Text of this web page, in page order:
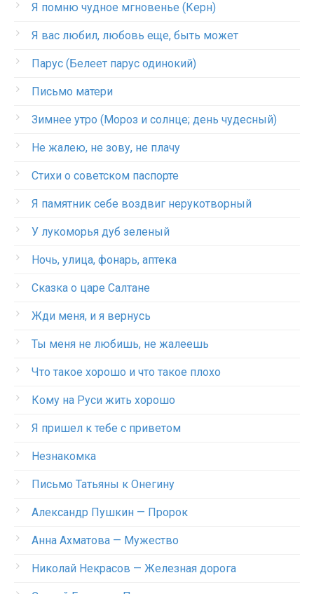
Я помню чудное мгновенье (Керн)
Я вас любил, любовь еще, быть может
Парус (Белеет парус одинокий)
Письмо матери
Зимнее утро (Мороз и солнце; день чудесный)
Не жалею, не зову, не плачу
Стихи о советском паспорте
Я памятник себе воздвиг нерукотворный
У лукоморья дуб зеленый
Ночь, улица, фонарь, аптека
Сказка о царе Салтане
Жди меня, и я вернусь
Ты меня не любишь, не жалеешь
Что такое хорошо и что такое плохо
Кому на Руси жить хорошо
Я пришел к тебе с приветом
Незнакомка
Письмо Татьяны к Онегину
Александр Пушкин — Пророк
Анна Ахматова — Мужество
Николай Некрасов — Железная дорога